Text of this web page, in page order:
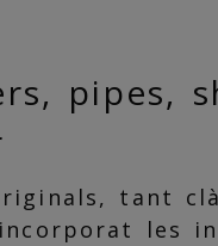
pipes,
tant
les